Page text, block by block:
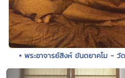
• พระอาจารย์สิงห์ ขันตยาคโม - วั